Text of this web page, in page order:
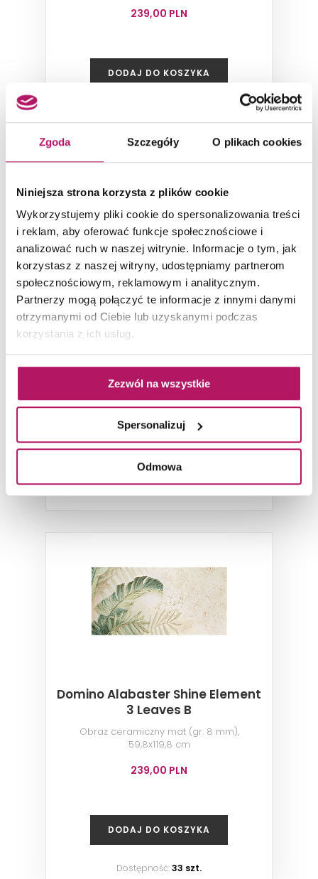
Zgoda Szczegóły O plikach cookies
Niniejsza strona korzysta z plików cookie
Wykorzystujemy pliki cookie do spersonalizowania treści
i reklam, aby oferować funkcje społecznościowe i
analizować ruch w naszej witrynie. Informacje o tym, jak
korzystasz z naszej witryny, udostępniamy partnerom
społecznościowym, reklamowym i analitycznym.
Partnerzy mogą połączyć te informacje z innymi danymi
otrzymanymi od Ciebie lub uzyskanymi podczas
korzystania z ich usług.
Zezwól na wszystkie
Spersonalizuj
Odmowa
239,00 PLN
DODAJ DO KOSZYKA
Domino Alabaster Shine Element
3 Leaves A
Obraz ceramiczny mat (gr. 8 mm),
59,8x119,8 cm
239,00 PLN
DODAJ DO KOSZYKA
Dostępność:54 szt.
Domino Alabaster Shine Element
3 Leaves B
Obraz ceramiczny mat (gr. 8 mm),
59,8x119,8 cm
239,00 PLN
DODAJ DO KOSZYKA
Dostępność:33 szt.